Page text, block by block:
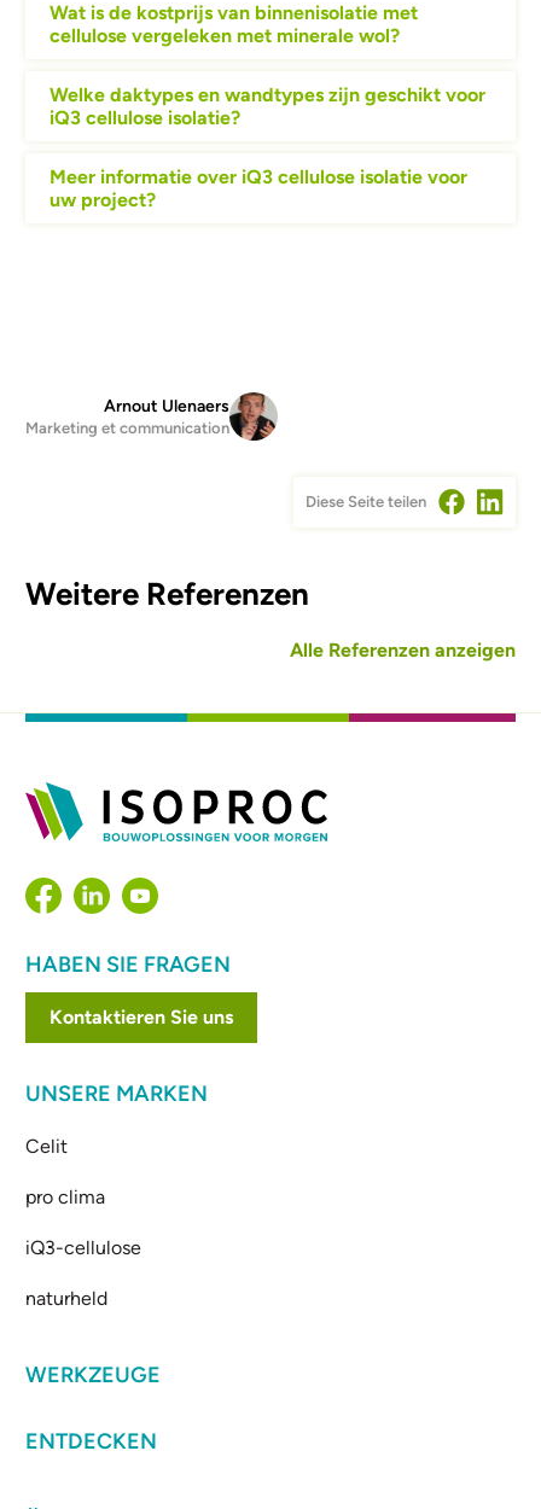
Wat is de kostprijs van binnenisolatie met
cellulose vergeleken met minerale wol?
Welke daktypes en wandtypes zijn geschikt voor
iQ3 cellulose isolatie?
Meer informatie over iQ3 cellulose isolatie voor
uw project?
Arnout Ulenaers
Marketing et communication
Diese Seite teilen
Weitere Referenzen
Alle Referenzen anzeigen
HABEN SIE FRAGEN
Kontaktieren Sie uns
UNSERE MARKEN
Celit
pro clima
iQ3-cellulose
naturheld
WERKZEUGE
ENTDECKEN